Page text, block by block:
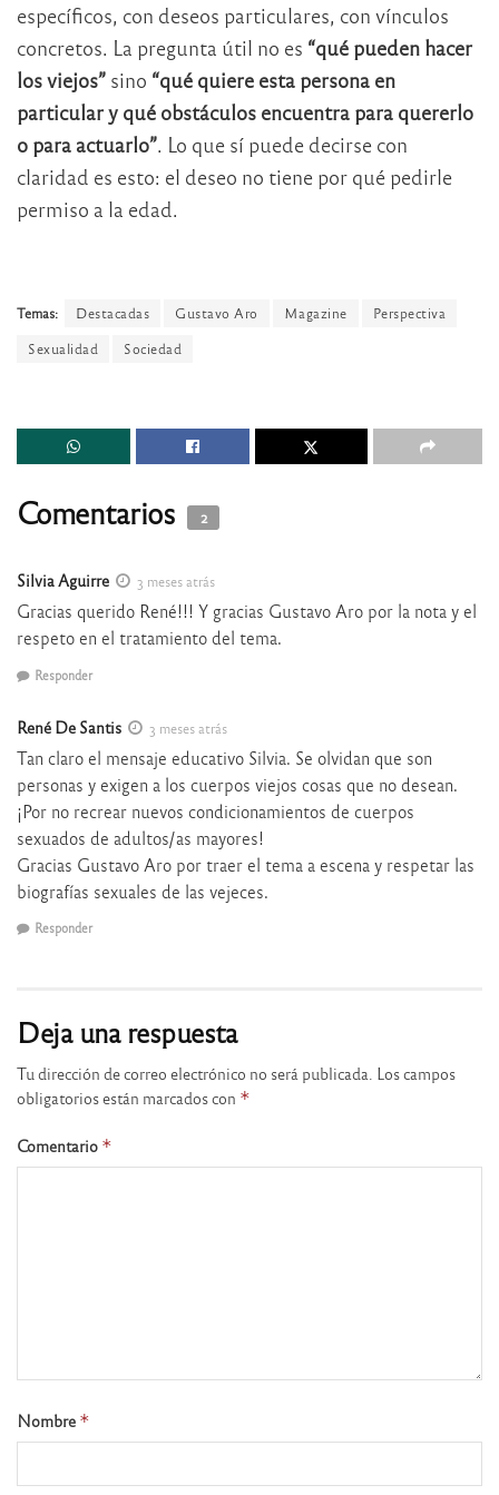
específicos, con deseos particulares, con vínculos
concretos. La pregunta útil no es “qué pueden hacer
los viejos” sino “qué quiere esta persona en
particular y qué obstáculos encuentra para quererlo
o para actuarlo”. Lo que sí puede decirse con
claridad es esto: el deseo no tiene por qué pedirle
permiso a la edad.
Temas: Destacadas Gustavo Aro Magazine
Perspectiva
Sexualidad
Sociedad
Comentarios 2
Silvia Aguirre 3 meses atrás
Gracias querido René!!! Y gracias Gustavo Aro por la nota y el
respeto en el tratamiento del tema.
Responder
René De Santis 3 meses atrás
Tan claro el mensaje educativo Silvia. Se olvidan que son
personas y exigen a los cuerpos viejos cosas que no desean.
¡Por no recrear nuevos condicionamientos de cuerpos
sexuados de adultos/as mayores!
Gracias Gustavo Aro por traer el tema a escena y respetar las
biografías sexuales de las vejeces.
Responder
Deja una respuesta
Tu dirección de correo electrónico no será publicada. Los campos
obligatorios están marcados con *
Comentario *
Nombre *